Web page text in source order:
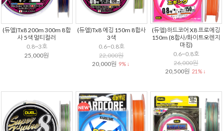
(듀엘)Tx8 200m 300m 8합
사 5색 멀티컬러
0.8~3호
25,000원
(듀엘)Tx8 에깅 150m 8합사
3색
0.6~0.8호
22,000원
20,000원 9% ↓
(듀엘)하드코어 X8 프로에깅
150m (8합사/화이트오렌지
마킹)
0.6~0.8호
26,000원
20,500원 21% ↓